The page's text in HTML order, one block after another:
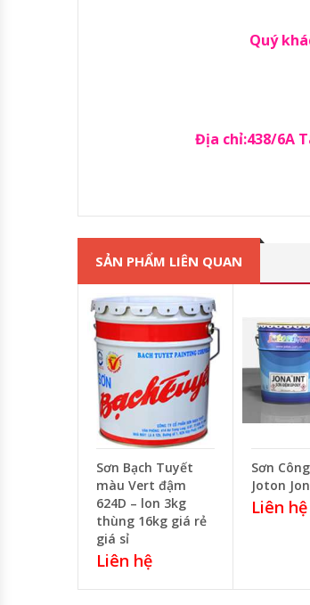
Quý
Địa chỉ:438/6A
SẢN PHẨM LIÊN QUAN
Sơn Bạch Tuyết
màu Vert đậm
624D – lon 3kg
thùng 16kg giá rẻ
giá sỉ
Liên hệ
Sơn
Joton
Liên hệ